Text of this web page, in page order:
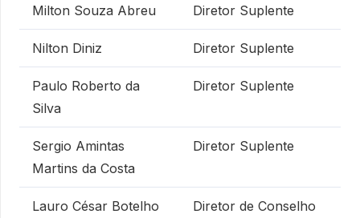
Milton Souza Abreu Diretor Suplente
Nilton Diniz Diretor Suplente
Paulo Roberto da
Silva
Diretor Suplente
Sergio Amintas
Martins da Costa
Diretor Suplente
Lauro César Botelho
Diretor de Conselho